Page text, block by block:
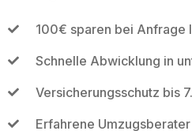
100€ sparen bei Anfrage
Schnelle Abwicklung in
Versicherungsschutz bis
Erfahrene